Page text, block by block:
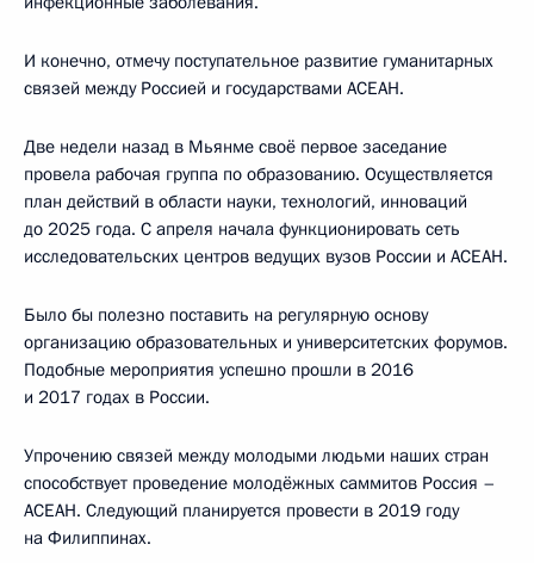
И конечно, отмечу поступательное развитие гуманитарных
связей между Россией и государствами АСЕАН.
Две недели назад в Мьянме своё первое заседание
провела рабочая группа по образованию. Осуществляется
план действий в области науки, технологий, инноваций
до 2025 года. С апреля начала функционировать сеть
исследовательских центров ведущих вузов России и АСЕАН.
Было бы полезно поставить на регулярную основу
организацию образовательных и университетских форумов.
Подобные мероприятия успешно прошли в 2016
и 2017 годах в России.
Упрочению связей между молодыми людьми наших стран
способствует проведение молодёжных саммитов Россия –
АСЕАН. Следующий планируется провести в 2019 году
на Филиппинах.